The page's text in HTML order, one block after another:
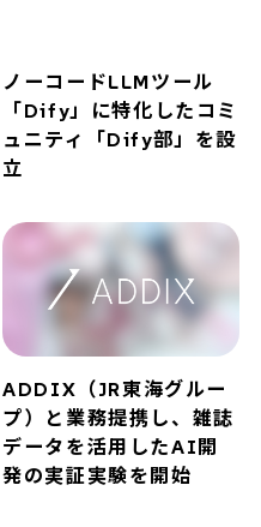
ノーコードLLMツール
「Dify」に特化したコミ
ュニティ「Dify部」を設
立
ADDIX（JR東海グルー
プ）と業務提携し、雑誌
データを活用したAI開
発の実証実験を開始